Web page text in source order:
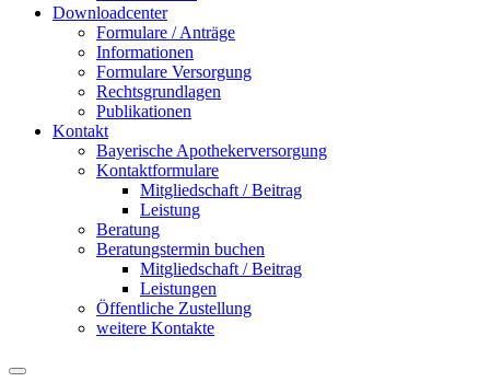
Downloadcenter
Formulare / Anträge
Informationen
Formulare Versorgung
Rechtsgrundlagen
Publikationen
Kontakt
Bayerische Apothekerversorgung
Kontaktformulare
Mitgliedschaft / Beitrag
Leistung
Beratung
Beratungstermin buchen
Mitgliedschaft / Beitrag
Leistungen
Öffentliche Zustellung
weitere Kontakte